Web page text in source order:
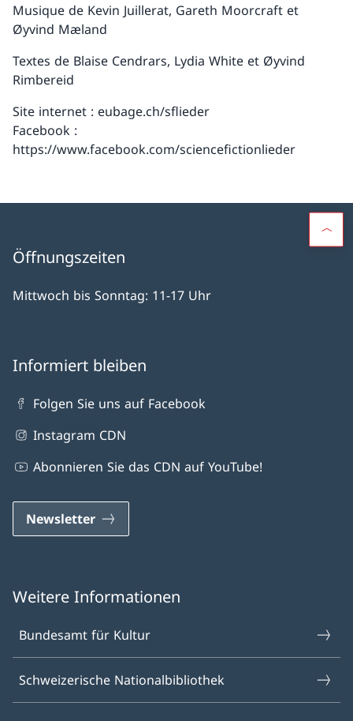
Musique de Kevin Juillerat, Gareth Moorcraft et
Øyvind Mæland
Textes de Blaise Cendrars, Lydia White et Øyvind
Rimbereid
Site internet : eubage.ch/sflieder
Facebook :
https://www.facebook.com/sciencefictionlieder
Öffnungszeiten
Mittwoch bis Sonntag: 11-17 Uhr
Informiert bleiben
Folgen Sie uns auf Facebook
Instagram CDN
Abonnieren Sie das CDN auf YouTube!
Newsletter
Weitere Informationen
Bundesamt für Kultur
Schweizerische Nationalbibliothek